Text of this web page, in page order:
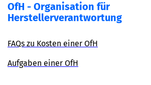
OfH - Organisation für
Herstellerverantwortung
FAQs zu Kosten einer OfH
Aufgaben einer OfH